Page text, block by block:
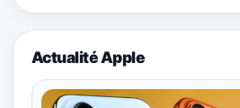
Actualité Apple